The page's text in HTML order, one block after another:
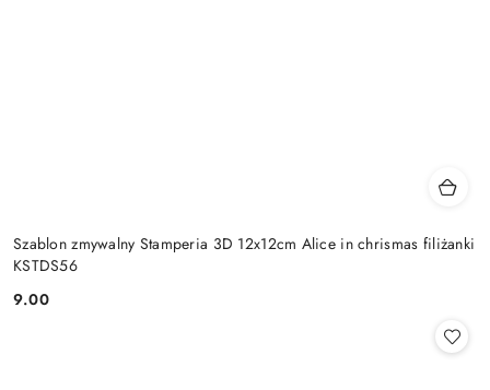
Szablon zmywalny Stamperia 3D 12x12cm Alice in chrismas filiżanki
KSTDS56
Cena:
9.00